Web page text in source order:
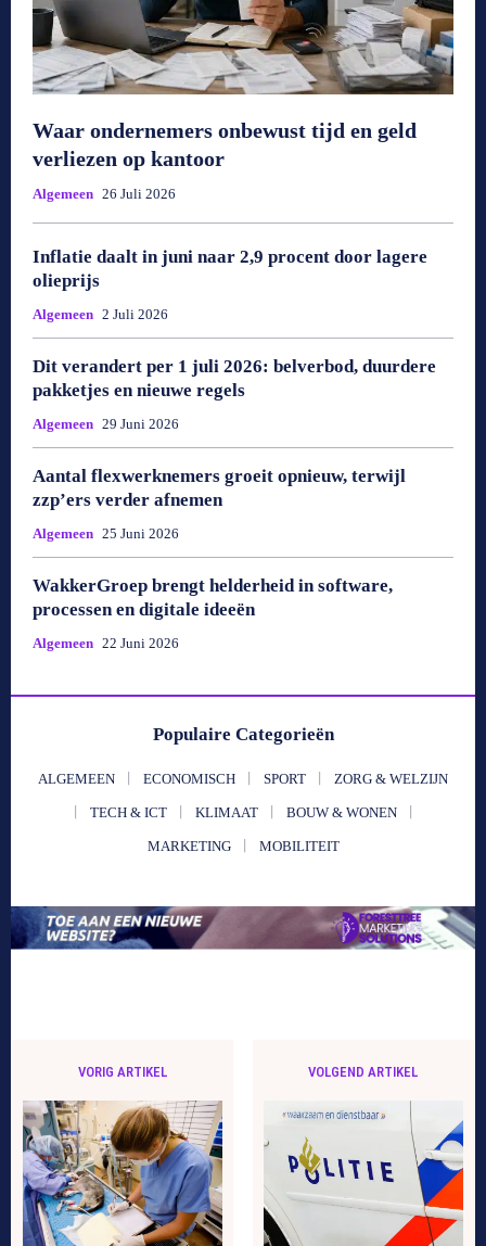
Waar ondernemers onbewust tijd en geld
verliezen op kantoor
Algemeen 26 Juli 2026
Inflatie daalt in juni naar 2,9 procent door lagere
olieprijs
Algemeen 2 Juli 2026
Dit verandert per 1 juli 2026: belverbod, duurdere
pakketjes en nieuwe regels
Algemeen 29 Juni 2026
Aantal flexwerknemers groeit opnieuw, terwijl
zzp’ers verder afnemen
Algemeen 25 Juni 2026
WakkerGroep brengt helderheid in software,
processen en digitale ideeën
Algemeen 22 Juni 2026
Populaire Categorieën
ALGEMEEN ECONOMISCH SPORT ZORG & WELZIJN
TECH & ICT KLIMAAT BOUW & WONEN
MARKETING MOBILITEIT
VORIG ARTIKEL VOLGEND ARTIKEL